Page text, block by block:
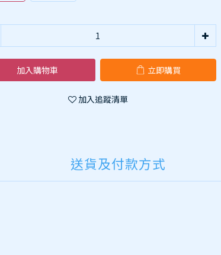
加入購物車 立即購買
加入追蹤清單
送貨及付款方式